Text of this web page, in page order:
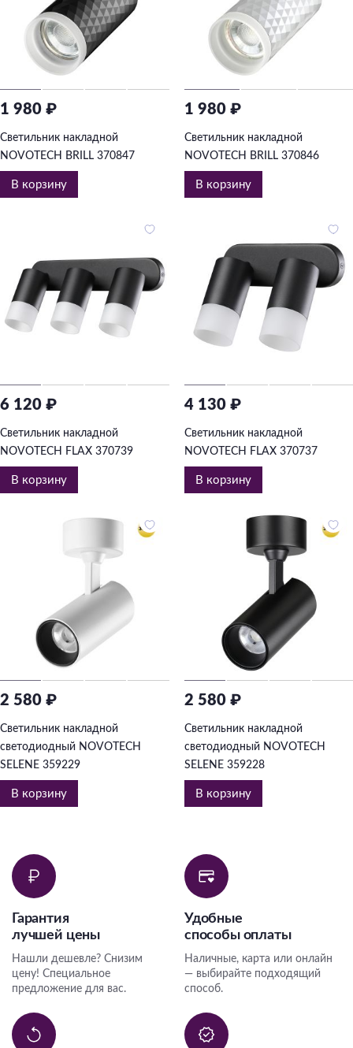
1 980 ₽
Светильник накладной
NOVOTECH BRILL 370847
В корзину
1 980 ₽
Светильник накладной
NOVOTECH BRILL 370846
В корзину
6 120 ₽
Светильник накладной
NOVOTECH FLAX 370739
В корзину
4 130 ₽
Светильник накладной
NOVOTECH FLAX 370737
В корзину
2 580 ₽
Светильник накладной
светодиодный NOVOTECH
SELENE 359229
В корзину
2 580 ₽
Светильник накладной
светодиодный NOVOTECH
SELENE 359228
В корзину
Гарантия
лучшей цены
Нашли дешевле? Снизим
цену! Специальное
предложение для вас.
Удобные
способы оплаты
Наличные, карта или онлайн
— выбирайте подходящий
способ.